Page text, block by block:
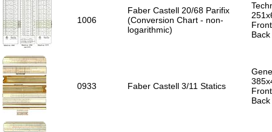
1006
Faber Castell 20/68 Parifix
(Conversion Chart - non-
logarithmic)
0933 Faber Castell 3/11 Statics